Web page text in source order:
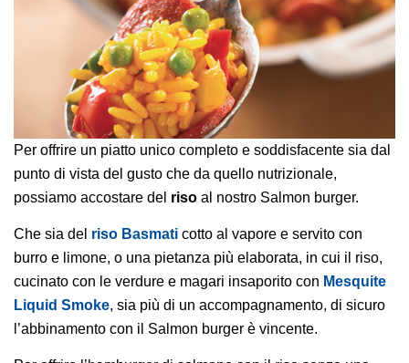
Per offrire un piatto unico completo e soddisfacente sia dal
punto di vista del gusto che da quello nutrizionale,
possiamo accostare del riso al nostro Salmon burger.
Che sia del riso Basmati cotto al vapore e servito con
burro e limone, o una pietanza più elaborata, in cui il riso,
cucinato con le verdure e magari insaporito con Mesquite
Liquid Smoke, sia più di un accompagnamento, di sicuro
l’abbinamento con il Salmon burger è vincente.